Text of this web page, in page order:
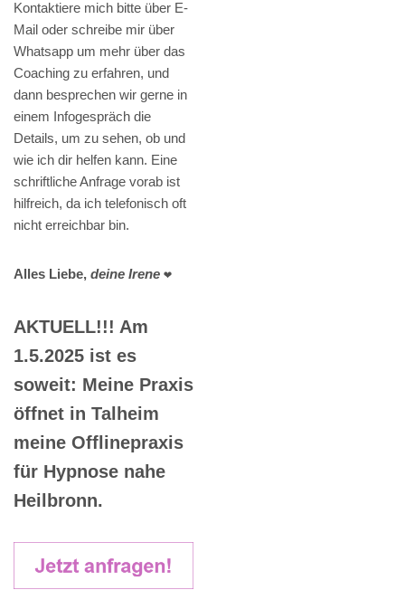
Kontaktiere mich bitte über E-
Mail oder schreibe mir über
Whatsapp um mehr über das
Coaching zu erfahren, und
dann besprechen wir gerne in
einem Infogespräch die
Details, um zu sehen, ob und
wie ich dir helfen kann. Eine
schriftliche Anfrage vorab ist
hilfreich, da ich telefonisch oft
nicht erreichbar bin.
Alles Liebe, deine Irene ❤️
AKTUELL!!! Am
1.5.2025 ist es
soweit: Meine Praxis
öffnet in Talheim
meine Offlinepraxis
für Hypnose nahe
Heilbronn.